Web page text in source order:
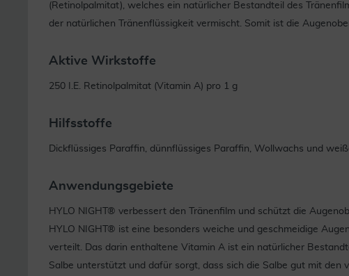
(Retinolpalmitat), welches ein natürlicher Bestandteil des
der natürlichen Tränenflüssigkeit vermischt. Somit ist die
Aktive Wirkstoffe
250 I.E. Retinolpalmitat (Vitamin A) pro 1 g
Hilfsstoffe
Dickflüssiges Paraffin, dünnflüssiges Paraffin, Wollwachs und
Anwendungsgebiete
HYLO NIGHT® verbessert den Tränenfilm und schützt die
HYLO NIGHT® ist eine besonders weiche und geschmeidige
verteilt. Das darin enthaltene Vitamin A ist ein natürlicher
Salbe unterstützt und dafür sorgt, dass sich die Salbe gut mit den